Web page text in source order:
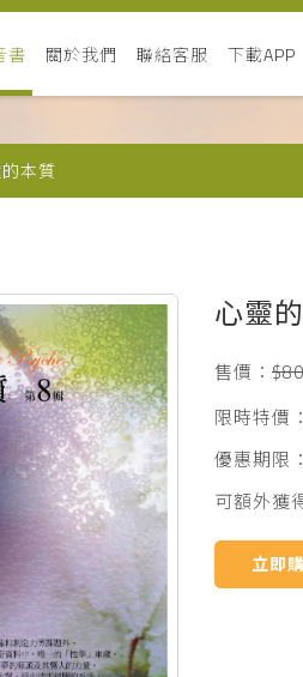
書 關於我們 聯絡客服 下載APP
本質
心靈
售價：
限時特價：
優惠期限
可額外獲
立即